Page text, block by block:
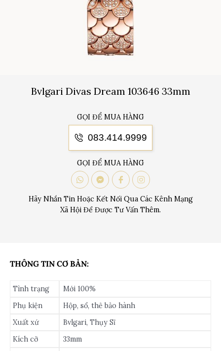
Bvlgari Divas Dream 103646 33mm
GỌI ĐỂ MUA HÀNG
083.414.9999
GỌI ĐỂ MUA HÀNG
Hãy Nhắn Tin Hoặc Kết Nối Qua Các Kênh Mạng
Xã Hội Để Được Tư Vấn Thêm.
THÔNG TIN CƠ BẢN:
Tình trạng
Mới 100%
Phụ kiện
Hộp, sổ, thẻ bảo hành
Xuất xứ
Bvlgari, Thụy Sĩ
Kích cỡ
33mm